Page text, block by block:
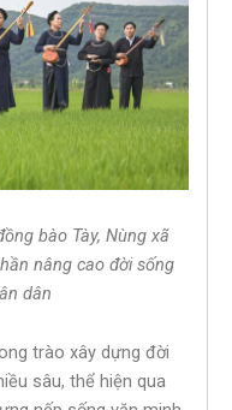
bào Tày, Nùng xã
nâng cao đời sống
dân
trào xây dựng đời
sâu, thể hiện qua